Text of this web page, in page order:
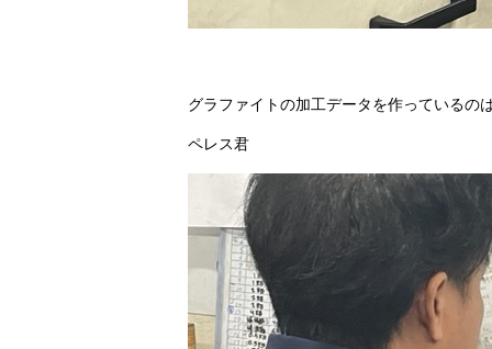
グラファイトの加工データを作っているの
ペレス君